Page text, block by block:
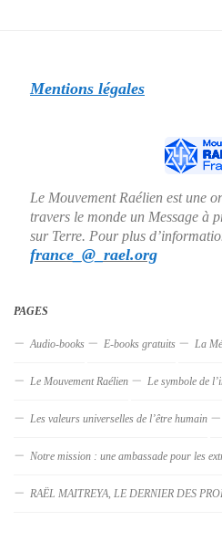
Mentions légales
Le Mouvement Raélien est une
travers le monde un Message à
sur Terre. Pour plus
france_@_rael.org
PAGES
Audio-books E-books gratuits La
Le Mouvement Raélien Le symbole de
Les valeurs universelles de l’être humain
Notre mission : une ambassade pour les
RAËL MAITREYA, LE DERNIER DES